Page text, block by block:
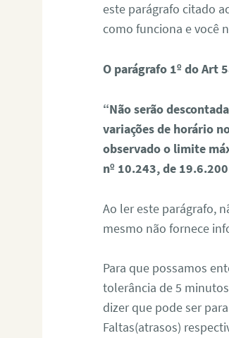
este parágrafo citado
como funciona e você
O parágrafo 1º do Art
“Não serão
variações de horário
observado o limite
nº 10.243, de
Ao ler este parágrafo,
mesmo não fornece
Para que possamos
tolerância de 5
dizer que pode ser
Faltas(atrasos)